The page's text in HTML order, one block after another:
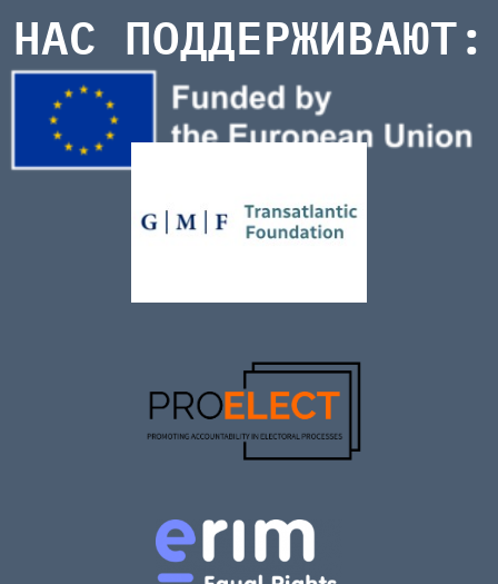
НАС ПОДДЕРЖИВАЮТ: